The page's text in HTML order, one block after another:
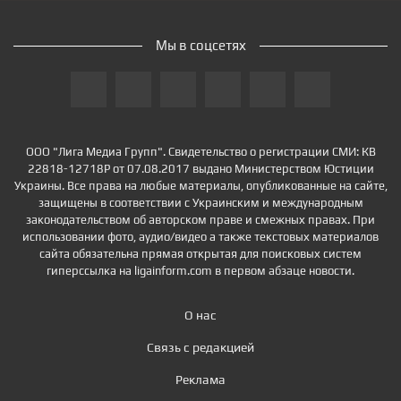
ООО "Лига Медиа Групп". Свидетельство о регистрации СМИ: КВ
22818-12718Р от 07.08.2017 выдано Министерством Юстиции
Украины. Все права на любые материалы, опубликованные на сайте,
защищены в соответствии с Украинским и международным
законодательством об авторском праве и смежных правах. При
использовании фото, аудио/видео а также текстовых материалов
сайта обязательна прямая открытая для поисковых систем
гиперссылка на ligainform.com в первом абзаце новости.
О нас
Связь с редакцией
Реклама
Мы в соцсетях